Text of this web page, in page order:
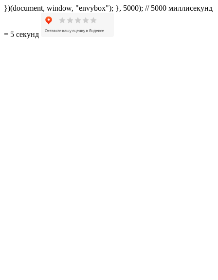
})(document, window, "envybox"); }, 5000); // 5000 миллисекунд
= 5 секунд